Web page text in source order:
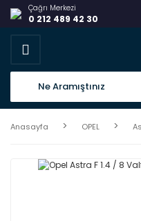
Çağrı Merkezi
0 212 489 42 30
Anasayfa OPEL